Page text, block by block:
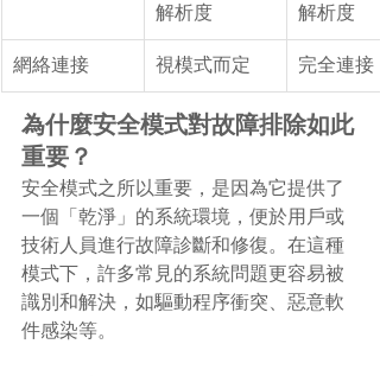
解析度
解析度
網絡連接 視模式而定 完全連接
為什麼安全模式對故障排除如此
重要？
安全模式之所以重要，是因為它提供了
一個「乾淨」的系統環境，便於用戶或
技術人員進行故障診斷和修復。在這種
模式下，許多常見的系統問題更容易被
識別和解決，如驅動程序衝突、惡意軟
件感染等。